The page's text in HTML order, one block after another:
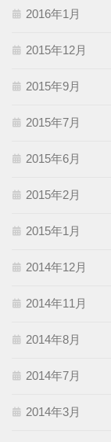
2016年1月
2015年12月
2015年9月
2015年7月
2015年6月
2015年2月
2015年1月
2014年12月
2014年11月
2014年8月
2014年7月
2014年3月